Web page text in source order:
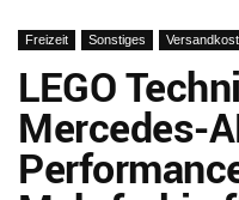
Freizeit Sonstiges
LEGO
Mercedes-